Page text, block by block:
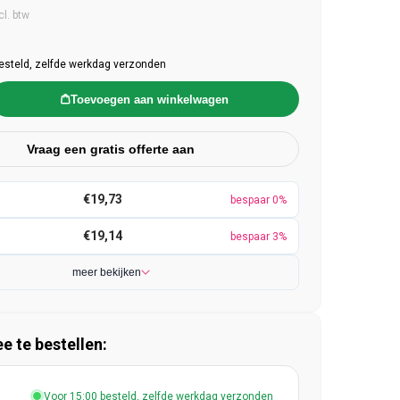
prijs
btw
zelfde werkdag verzonden
Toevoegen aan winkelwagen
Vraag een gratis offerte aan
€19,73 bespaar 0%
€19,14 bespaar 3%
meer bekijken
te bestellen:
Voor 15:00 besteld, zelfde werkdag verzonden